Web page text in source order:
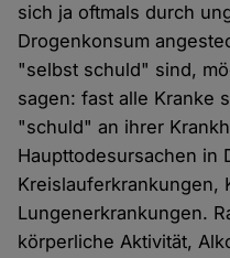
sich ja oftmals durch
Drogenkonsum
"selbst schuld" sind,
sagen: fast alle Kranke
"schuld" an ihrer
Haupttodesursachen in
Kreislauferkrankungen,
Lungenerkrankungen.
körperliche Aktivität,